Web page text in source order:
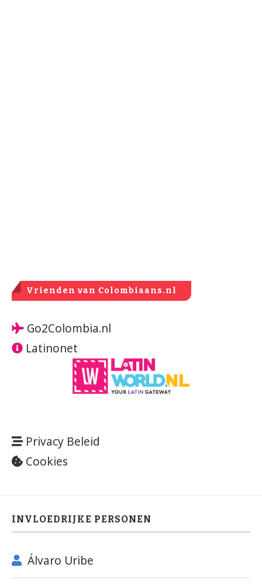
Vrienden van Colombiaans.nl
Go2Colombia.nl
Latinonet
Privacy Beleid
Cookies
INVLOEDRIJKE PERSONEN
Álvaro Uribe